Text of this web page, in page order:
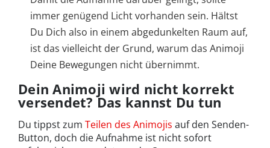
immer genügend Licht vorhanden sein. Hältst
Du Dich also in einem abgedunkelten Raum auf,
ist das vielleicht der Grund, warum das Animoji
Deine Bewegungen nicht übernimmt.
Dein Animoji wird nicht korrekt
versendet? Das kannst Du tun
Du tippst zum Teilen des Animojis auf den Senden-
Button, doch die Aufnahme ist nicht sofort